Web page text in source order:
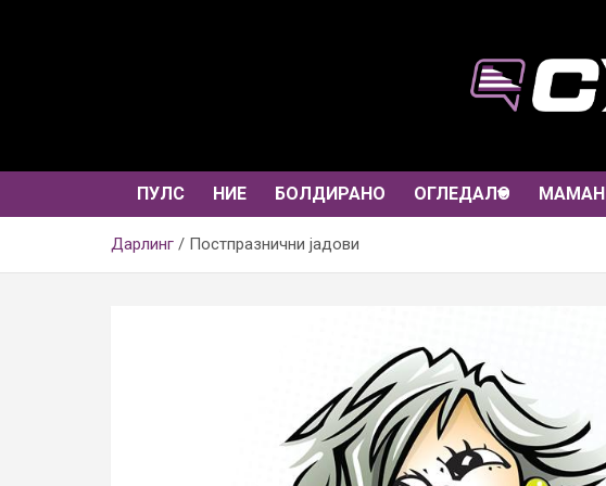
ПУЛС НИЕ БОЛДИРАНО ОГЛЕДАЛО МАМАН
Дарлинг Постпразнични јадови